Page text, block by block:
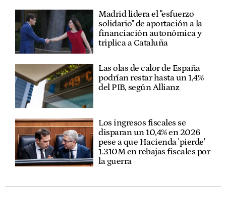
Madrid lidera el "esfuerzo
solidario" de aportación a la
financiación autonómica y
triplica a Cataluña
Las olas de calor de España
podrían restar hasta un 1,4%
del PIB, según Allianz
Los ingresos fiscales se
disparan un 10,4% en 2026
pese a que Hacienda 'pierde'
1.310M en rebajas fiscales por
la guerra